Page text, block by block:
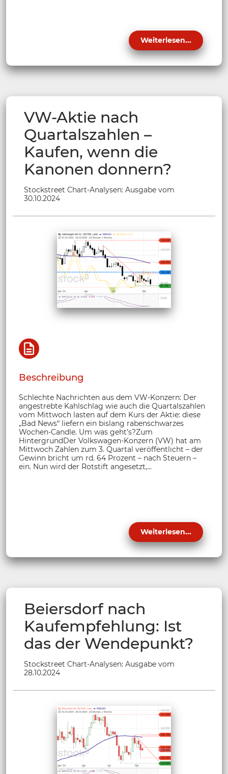
Weiterlesen...
VW-Aktie nach
Quartalszahlen –
Kaufen, wenn die
Kanonen donnern?
Stockstreet Chart-Analysen: Ausgabe vom
30.10.2024
Beschreibung
Schlechte Nachrichten aus dem VW-Konzern: Der
angestrebte Kahlschlag wie auch die Quartalszahlen
vom Mittwoch lasten auf dem Kurs der Aktie: diese
„Bad News“ liefern ein bislang rabenschwarzes
Wochen-Candle. Um was geht’s?Zum
HintergrundDer Volkswagen-Konzern (VW) hat am
Mittwoch Zahlen zum 3. Quartal veröffentlicht – der
Gewinn bricht um rd. 64 Prozent – nach Steuern –
ein. Nun wird der Rotstift angesetzt,...
Weiterlesen...
Beiersdorf nach
Kaufempfehlung: Ist
das der Wendepunkt?
Stockstreet Chart-Analysen: Ausgabe vom
28.10.2024